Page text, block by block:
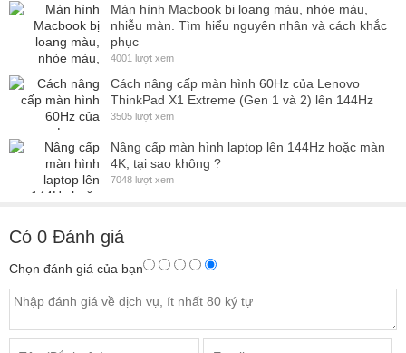
Màn hình Macbook bị loang màu, nhòe màu,
nhiễu màn. Tìm hiểu nguyên nhân và cách khắc
phục
4001 lượt xem
Cách nâng cấp màn hình 60Hz của Lenovo
ThinkPad X1 Extreme (Gen 1 và 2) lên 144Hz
3505 lượt xem
Nâng cấp màn hình laptop lên 144Hz hoặc màn
4K, tại sao không ?
7048 lượt xem
Có 0 Đánh giá
Chọn đánh giá của bạn